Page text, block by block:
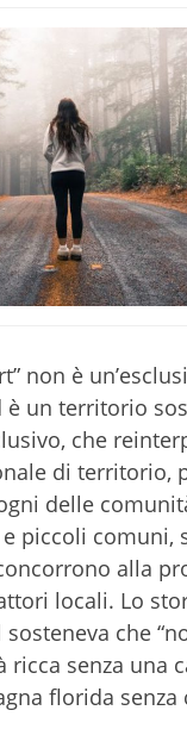
non è
è un territorio
che
di territorio,
delle
piccoli comuni,
alla
locali. Lo
che
ricca senza una
florida senza